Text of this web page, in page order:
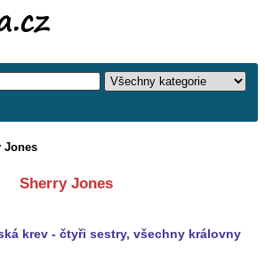
Jones
Sherry Jones
krev - čtyři sestry, všechny královny